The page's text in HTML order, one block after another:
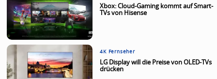
Xbox: Cloud-Gaming kommt auf Smart-
TVs von Hisense
4K Fernseher
LG Display will die Preise von OLED-TVs
drücken